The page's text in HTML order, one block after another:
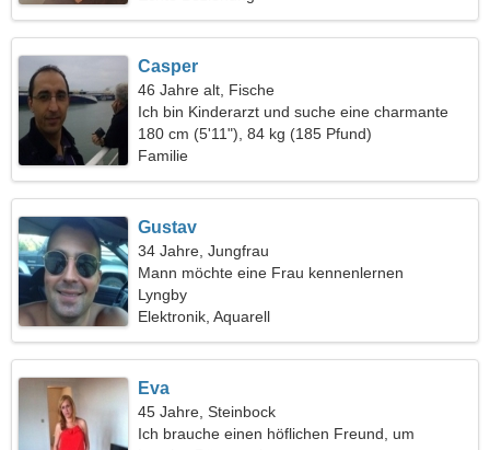
Casper
46 Jahre alt, Fische
Ich bin Kinderarzt und suche eine charmante
Frau
180 cm (5'11"), 84 kg (185 Pfund)
Familie
Gustav
34 Jahre, Jungfrau
Mann möchte eine Frau kennenlernen
Lyngby
Elektronik, Aquarell
Eva
45 Jahre, Steinbock
Ich brauche einen höflichen Freund, um